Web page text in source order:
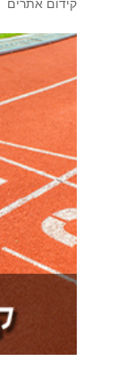
קידום אתרים